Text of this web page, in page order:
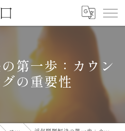
第一歩：カウン
の重要性